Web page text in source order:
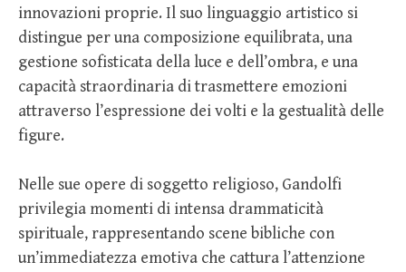
innovazioni proprie. Il suo linguaggio artistico si
distingue per una composizione equilibrata, una
gestione sofisticata della luce e dell’ombra, e una
capacità straordinaria di trasmettere emozioni
attraverso l’espressione dei volti e la gestualità delle
figure.
Nelle sue opere di soggetto religioso, Gandolfi
privilegia momenti di intensa drammaticità
spirituale, rappresentando scene bibliche con
un’immediatezza emotiva che cattura l’attenzione